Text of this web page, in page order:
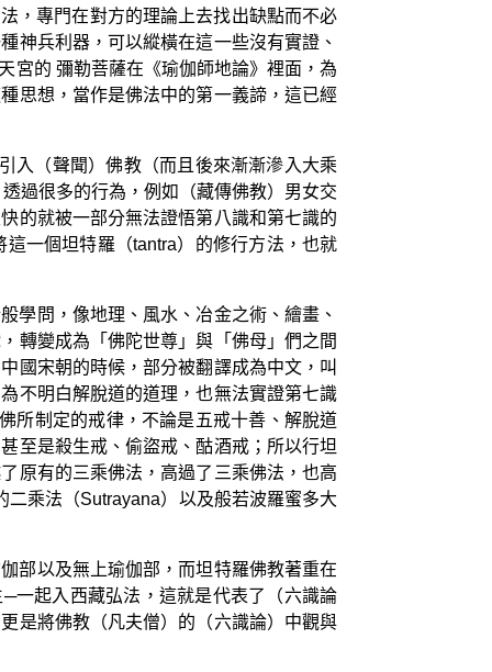
，專門在對方的理論上去找出缺點而不必
神兵利器，可以縱橫在這一些沒有實證、
宮的 彌勒菩薩在《瑜伽師地論》裡面，為
思想，當作是佛法中的第一義諦，這已經
入（聲聞）佛教（而且後來漸漸滲入大乘
過很多的行為，例如（藏傳佛教）男女交
的就被一部分無法證悟第八識和第七識的
一個坦特羅（tantra）的修行方法，也就
學問，像地理、風水、冶金之術、繪畫、
轉變成為「佛陀世尊」與「佛母」們之間
國宋朝的時候，部分被翻譯成為中文，叫
不明白解脫道的道理，也無法實證第七識
所制定的戒律，不論是五戒十善、解脫道
至是殺生戒、偷盜戒、酤酒戒；所以行坦
原有的三乘佛法，高過了三乘佛法，也高
乘法（Sutrayana）以及般若波羅蜜多大
部以及無上瑜伽部，而坦特羅佛教著重在
一起入西藏弘法，這就是代表了（六識論
是將佛教（凡夫僧）的（六識論）中觀與